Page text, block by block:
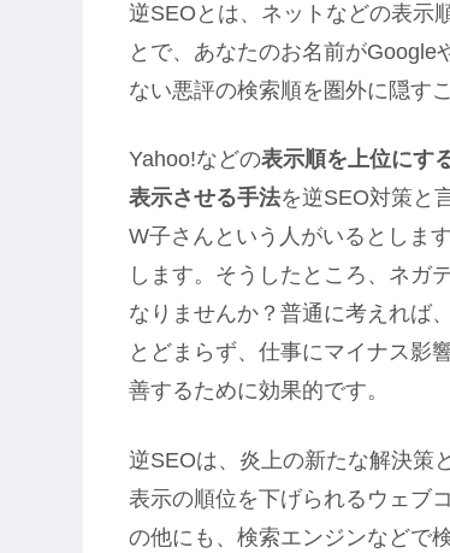
逆SEOとは、ネットなどの表示
とで、あなたのお名前がGoogle
ない悪評の検索順を圏外に隠す
Yahoo!などの表示順を上位にす
表示させる手法を逆SEO対策と
W子さんという人がいるとしま
します。そうしたところ、ネガ
なりませんか？普通に考えれば
とどまらず、仕事にマイナス影
善するために効果的です。
逆SEOは、炎上の新たな解決策
表示の順位を下げられるウェブ
の他にも、検索エンジンなどで